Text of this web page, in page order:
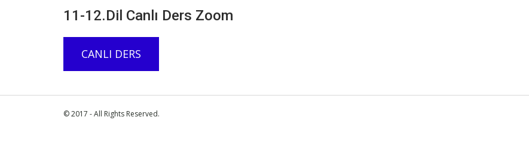
11-12.Dil Canlı Ders Zoom
CANLI DERS
© 2017 - All Rights Reserved.